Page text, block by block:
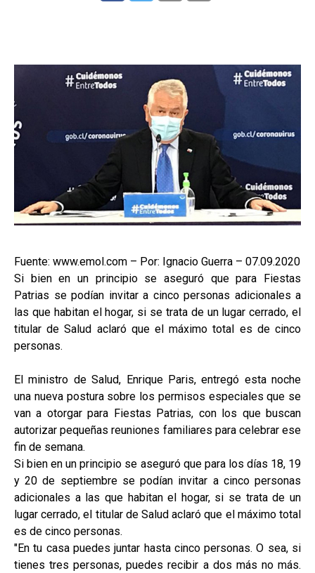
Fuente: www.emol.com – Por: Ignacio Guerra – 07.09.2020
Si bien en un principio se aseguró que para Fiestas
Patrias se podían invitar a cinco personas adicionales a
las que habitan el hogar, si se trata de un lugar cerrado, el
titular de Salud aclaró que el máximo total es de cinco
personas.
El ministro de Salud, Enrique Paris, entregó esta noche
una nueva postura sobre los permisos especiales que se
van a otorgar para Fiestas Patrias, con los que buscan
autorizar pequeñas reuniones familiares para celebrar ese
fin de semana.
Si bien en un principio se aseguró que para los días 18, 19
y 20 de septiembre se podían invitar a cinco personas
adicionales a las que habitan el hogar, si se trata de un
lugar cerrado, el titular de Salud aclaró que el máximo total
es de cinco personas.
"En tu casa puedes juntar hasta cinco personas. O sea, si
tienes tres personas, puedes recibir a dos más no más.